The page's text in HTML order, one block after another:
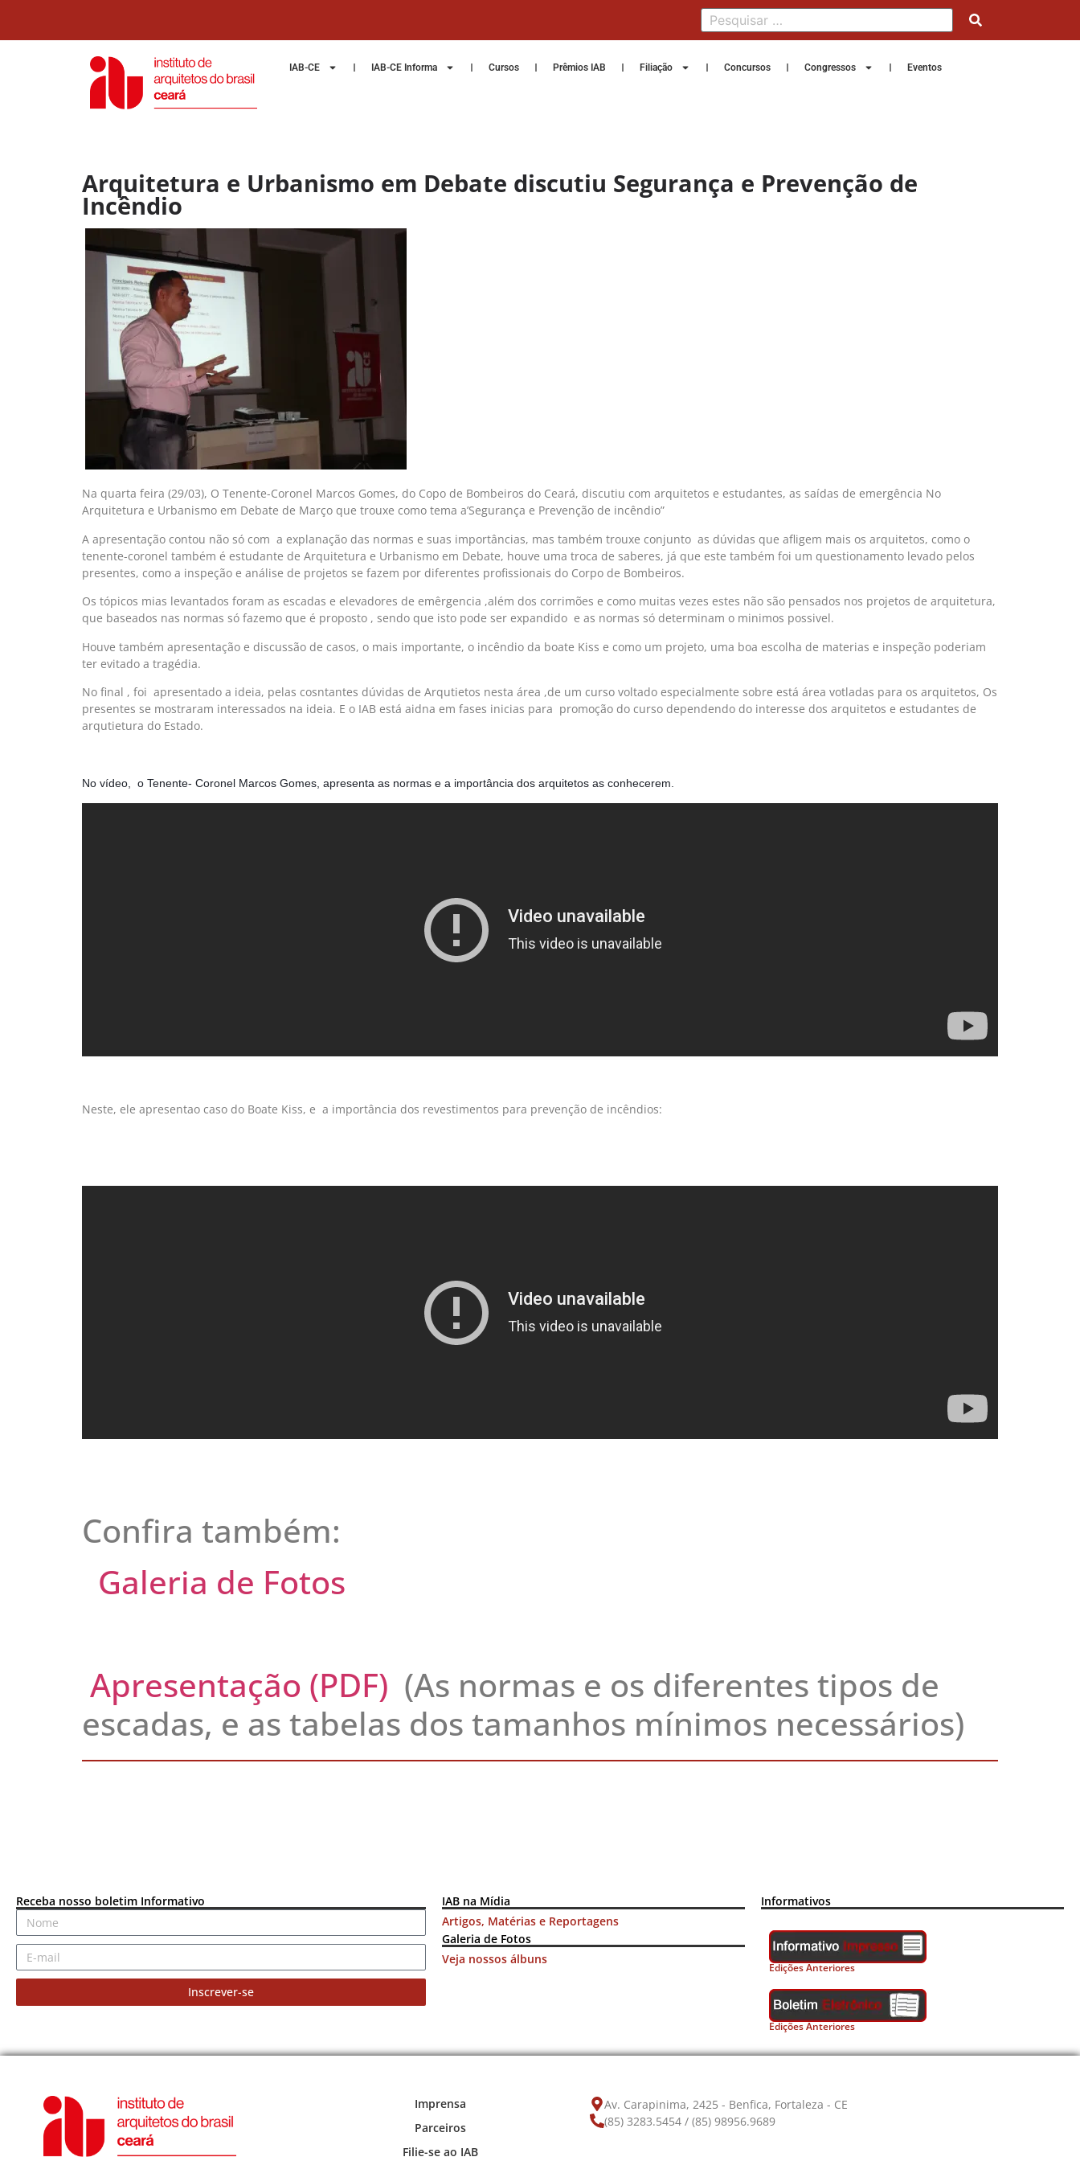
IAB-CE IAB-CE Informa Cursos Prêmios IAB Filiação Concursos Congressos Eventos
Arquitetura e Urbanismo em Debate discutiu Segurança e Prevenção de
Incêndio
Na quarta feira (29/03), O Tenente-Coronel Marcos Gomes, do Copo de Bombeiros do Ceará, discutiu com arquitetos e estudantes, as saídas de emergência No
Arquitetura e Urbanismo em Debate de Março que trouxe como tema a’Segurança e Prevenção de incêndio”
A apresentação contou não só com a explanação das normas e suas importâncias, mas também trouxe conjunto as dúvidas que afligem mais os arquitetos, como o
tenente-coronel também é estudante de Arquitetura e Urbanismo em Debate, houve uma troca de saberes, já que este também foi um questionamento levado pelos
presentes, como a inspeção e análise de projetos se fazem por diferentes profissionais do Corpo de Bombeiros.
Os tópicos mias levantados foram as escadas e elevadores de emêrgencia ,além dos corrimões e como muitas vezes estes não são pensados nos projetos de arquitetura,
que baseados nas normas só fazemo que é proposto , sendo que isto pode ser expandido e as normas só determinam o minimos possivel.
Houve também apresentação e discussão de casos, o mais importante, o incêndio da boate Kiss e como um projeto, uma boa escolha de materias e inspeção poderiam
ter evitado a tragédia.
No final , foi apresentado a ideia, pelas cosntantes dúvidas de Arqutietos nesta área ,de um curso voltado especialmente sobre está área votladas para os arquitetos, Os
presentes se mostraram interessados na ideia. E o IAB está aidna em fases inicias para promoção do curso dependendo do interesse dos arquitetos e estudantes de
arqutietura do Estado.
No vídeo, o Tenente- Coronel Marcos Gomes, apresenta as normas e a importância dos arquitetos as conhecerem.
Neste, ele apresentao caso do Boate Kiss, e a importância dos revestimentos para prevenção de incêndios:
Confira também:
Galeria de Fotos
Apresentação (PDF) (As normas e os diferentes tipos de
escadas, e as tabelas dos tamanhos mínimos necessários)
Receba nosso boletim Informativo
Inscrever-se
IAB na Mídia
Artigos, Matérias e Reportagens
Galeria de Fotos
Veja nossos álbuns
Informativos
Edições Anteriores
Edições Anteriores
Imprensa
Parceiros
Filie-se ao IAB
Av. Carapinima, 2425 - Benfica, Fortaleza - CE
(85) 3283.5454 / (85) 98956.9689